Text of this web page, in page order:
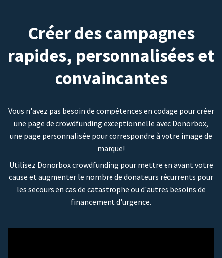
Créer des campagnes
rapides, personnalisées et
convaincantes
Vous n'avez pas besoin de compétences en codage pour créer
une page de crowdfunding exceptionnelle avec Donorbox,
une page personnalisée pour correspondre à votre image de
marque!
Utilisez Donorbox crowdfunding pour mettre en avant votre
cause et augmenter le nombre de donateurs récurrents pour
les secours en cas de catastrophe ou d'autres besoins de
financement d'urgence.